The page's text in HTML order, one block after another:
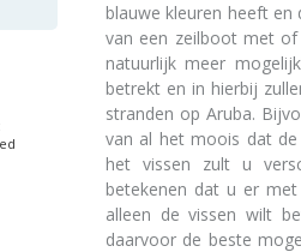
blauwe kleuren heeft
van een zeilboot met of
natuurlijk meer
betrekt en in hierbij
stranden op Aruba.
van al het moois dat
het vissen zult u
betekenen dat u er
alleen de vissen wilt
daarvoor de beste